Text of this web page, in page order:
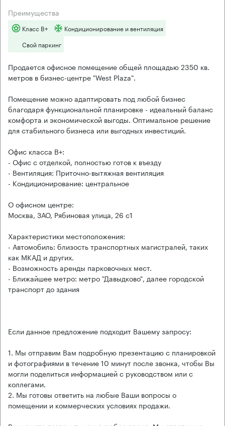
Преимущества
Класс B+
Кондиционирование и вентиляция
Свой паркинг
Продается офисное помещение общей площадью 2350 кв.
метров в бизнес-центре "West Plaza".
Помещение можно адаптировать под любой бизнес
благодаря функциональной планировке - идеальный баланс
комфорта и экономической выгоды. Оптимальное решение
для стабильного бизнеса или выгодных инвестиций.
Офис класса B+:
- Офис с отделкой, полностью готов к въезду
- Вентиляция: Приточно-вытяжная вентиляция
- Кондиционирование: центральное
О офисном центре:
Москва, ЗАО, Рябиновая улица, 26 с1
Характеристики местоположения:
- Автомобиль: близость транспортных магистралей, таких
как МКАД и других.
- Возможность аренды парковочных мест.
- Ближайшее метро: метро "Давыдково", далее городской
транспорт до здания
Если данное предложение подходит Вашему запросу:
1. Мы отправим Вам подробную презентацию с планировкой
и фотографиями в течение 10 минут после звонка, чтобы Вы
могли поделиться информацией с руководством или с
коллегами.
2. Мы готовы ответить на любые Ваши вопросы о
помещении и коммерческих условиях продажи.